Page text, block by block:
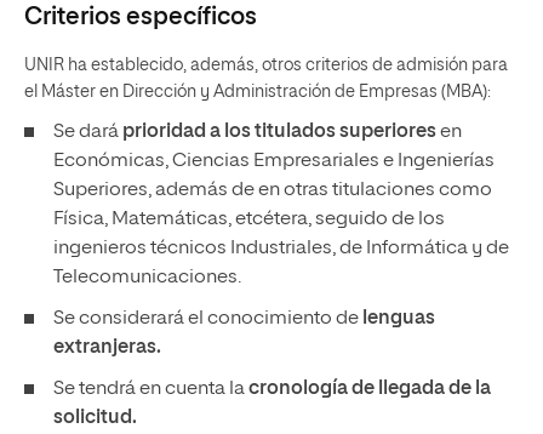
Criterios específicos
UNIR ha establecido, además, otros criterios de admisión para
el Máster en Dirección y Administración de Empresas (MBA):
Se dará prioridad a los titulados superioresen
Económicas, Ciencias Empresariales e Ingenierías
Superiores, además de en otras titulaciones como
Física, Matemáticas, etcétera, seguido de los
ingenieros técnicos Industriales, de Informática y de
Telecomunicaciones.
Se considerará el conocimiento de lenguas
extranjeras.
Se tendrá en cuenta lacronología de llegada de la
solicitud.